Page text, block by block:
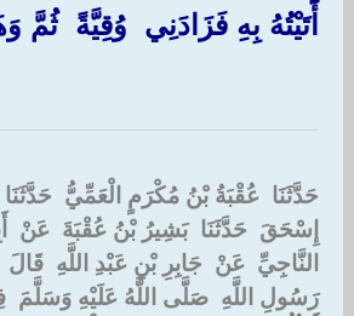
‏أَتَيْتُهُ بِهِ فَزَادَنِي ‏ ‏وُقِيَّةً ‏ ‏ثُمَّ
حَدَّثَنَا ‏ ‏عُقْبَةُ بْنُ مُكْرَمٍ الْعَمِّيُّ
إِسْحَقَ ‏ ‏حَدَّثَنَا ‏ ‏بَشِيرُ بْنُ عُقْبَةَ ‏ ‏عَنْ
النَّاجِيِّ ‏ ‏عَنْ ‏ ‏جَابِرِ بْنِ عَبْدِ اللَّهِ
رَسُولِ اللَّهِ ‏ ‏صَلَّى اللَّهُ عَلَيْهِ